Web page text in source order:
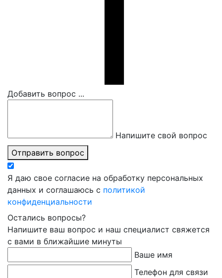
Добавить вопрос ...
Напишите свой вопрос
Отправить вопрос
Я даю свое согласие на обработку персональных
данных и соглашаюсь с политикой
конфиденциальности
Остались вопросы?
Напишите ваш вопрос и наш специалист свяжется
с вами в ближайшие минуты
Ваше имя
Телефон для связи